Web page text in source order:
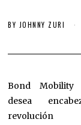
BY JOHNNY ZURI
Bond Mobility
desea
revolución